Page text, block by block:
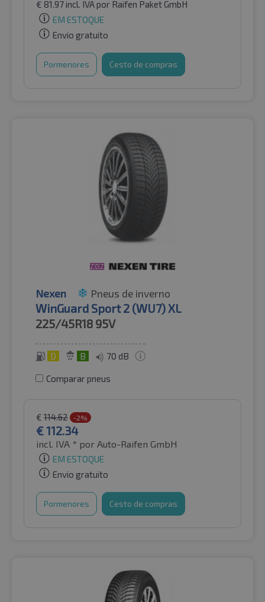
€ 81.97incl. IVApor Raifen Paket GmbH
EM ESTOQUE
Envio gratuito
Pormenores Cesto de compras
Nexen Pneus de inverno
WinGuard Sport 2 (WU7) XL
225/45R18 95V
D B 70 dB
Comparar pneus
€ 114.62 -2%
€112.34
incl. IVA * por Auto-Raifen GmbH
EM ESTOQUE
Envio gratuito
Pormenores Cesto de compras